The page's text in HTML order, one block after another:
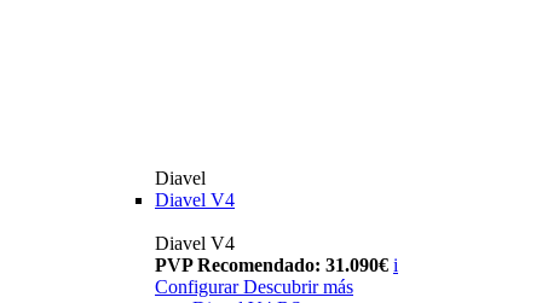
Diavel
Diavel V4
Diavel V4
PVP Recomendado: 31.090€ i
Configurar Descubrir más